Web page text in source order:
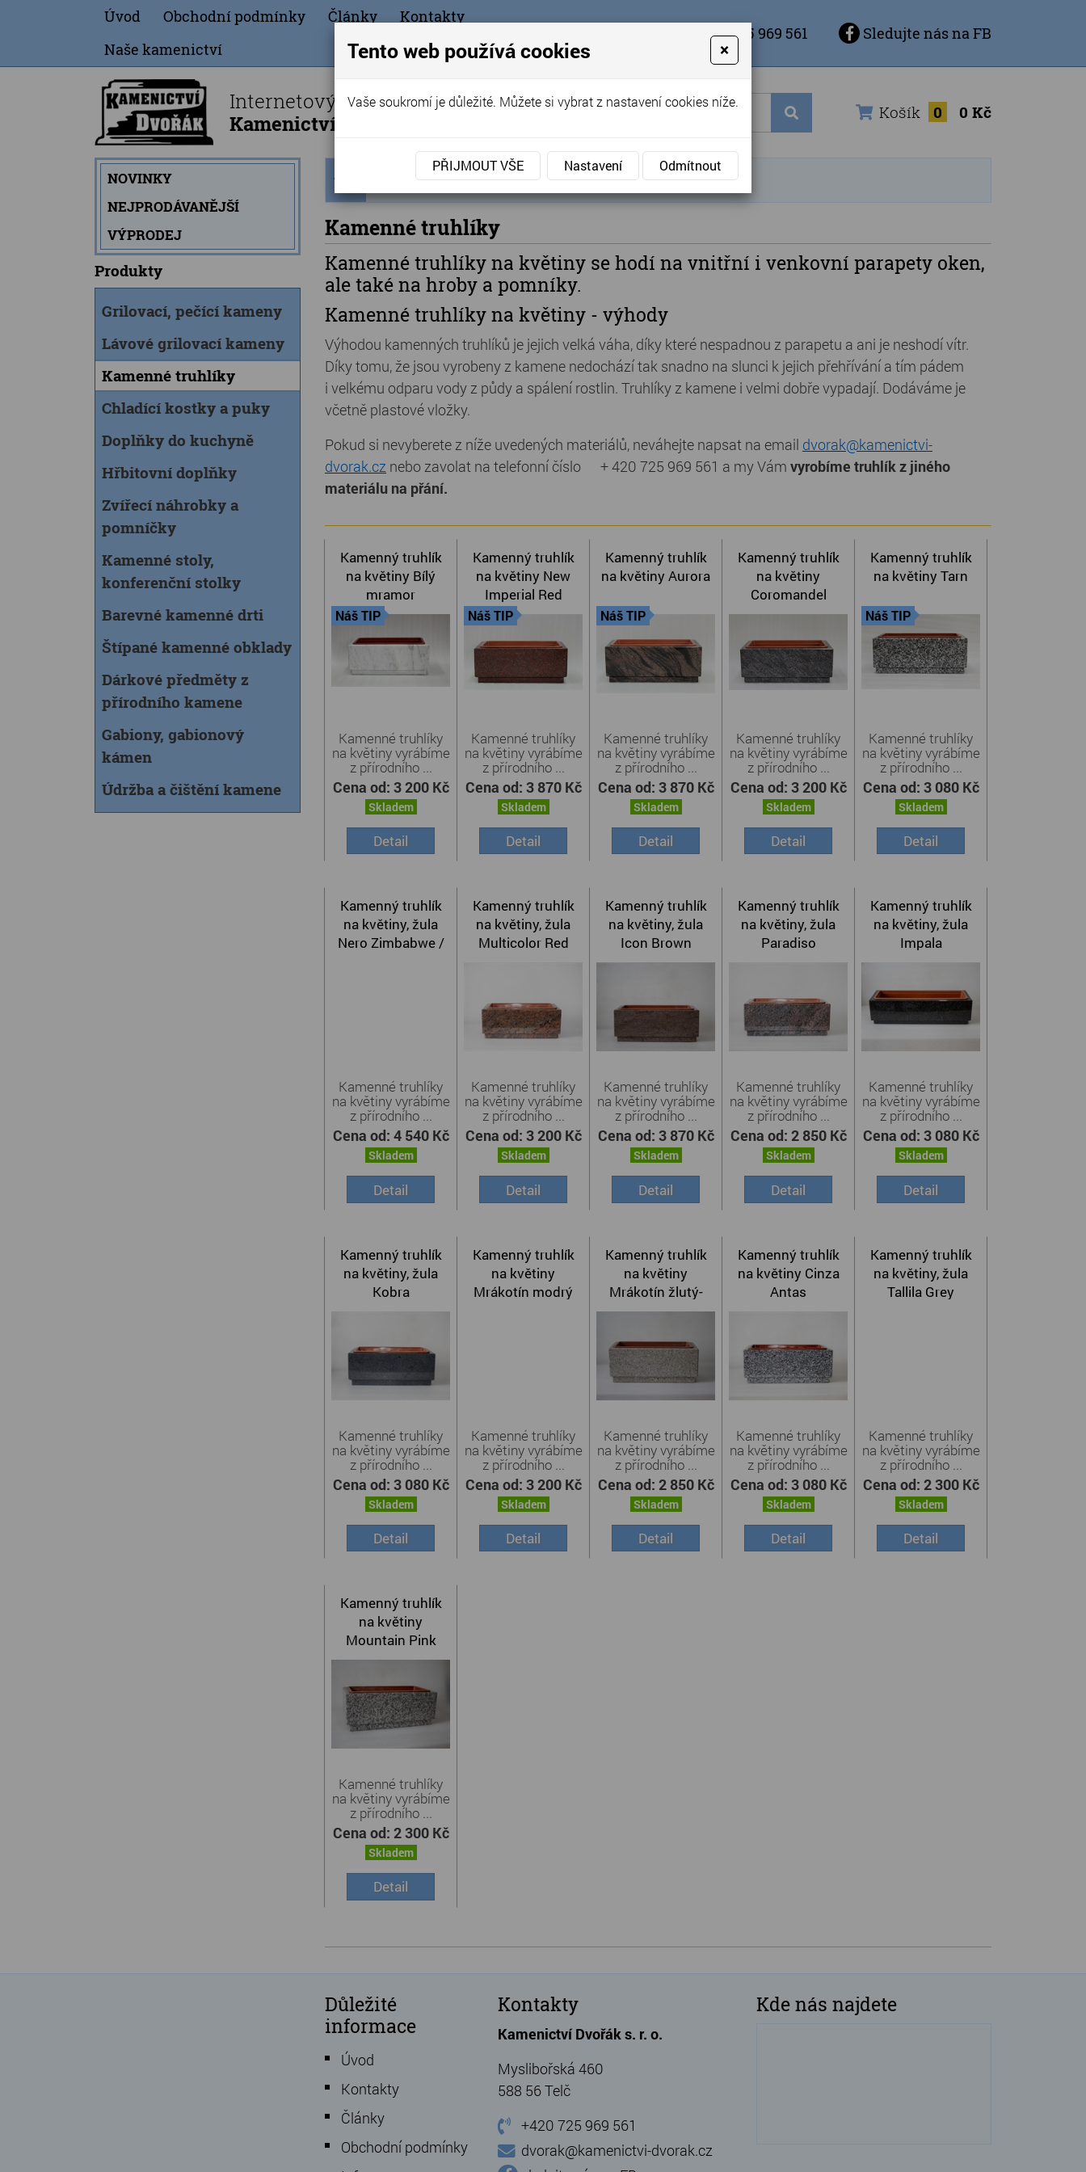
Úvod Obchodní podmínky Články
Kontakty
Naše kamenictví
+420 725 969 561 Sledujte nás na FB
Internetový obchod
Kamenictví Dvořák - Telč
Košík 0 0 Kč
NOVINKY
NEJPRODÁVANĚJŠÍ
VÝPRODEJ
Produkty
Grilovací, pečící kameny
Lávové grilovací kameny
Kamenné truhlíky
Chladící kostky a puky
Doplňky do kuchyně
Hřbitovní doplňky
Zvířecí náhrobky a
pomníčky
Kamenné stoly,
konferenční stolky
Barevné kamenné drti
Štípané kamenné obklady
Dárkové předměty z
přírodního kamene
Gabiony, gabionový
kámen
Údržba a čištění kamene
stránka
Produkty » Kamenné truhlíky
Kamenné truhlíky
Kamenné truhlíky na květiny se hodí na vnitřní i venkovní parapety oken,
ale také na hroby a pomníky.
Kamenné truhlíky na květiny - výhody
Výhodou kamenných truhlíků je jejich velká váha, díky které nespadnou z parapetu a ani je neshodí vítr.
Díky tomu, že jsou vyrobeny z kamene nedochází tak snadno na slunci k jejich přehřívání a tím pádem
i velkému odparu vody z půdy a spálení rostlin. Truhlíky z kamene i velmi dobře vypadají. Dodáváme je
včetně plastové vložky.
Pokud si nevyberete z níže uvedených materiálů, neváhejte napsat na email dvorak@kamenictvi-
dvorak.cz nebo zavolat na telefonní číslo + 420 725 969 561 a my Vám vyrobíme truhlík z jiného
materiálu na přání.
Kamenný truhlík
na květiny Bílý
mramor
Náš TIP
Kamenné truhlíky
na květiny vyrábíme
z přírodního ...
Cena od: 3 200 Kč
Skladem
Detail
Kamenný truhlík
na květiny New
Imperial Red
Náš TIP
Kamenné truhlíky
na květiny vyrábíme
z přírodního ...
Cena od: 3 870 Kč
Skladem
Detail
Kamenný truhlík
na květiny Aurora
Náš TIP
Kamenné truhlíky
na květiny vyrábíme
z přírodního ...
Cena od: 3 870 Kč
Skladem
Detail
Kamenný truhlík
na květiny
Coromandel
Kamenné truhlíky
na květiny vyrábíme
z přírodního ...
Cena od: 3 200 Kč
Skladem
Detail
Kamenný truhlík
na květiny Tarn
Náš TIP
Kamenné truhlíky
na květiny vyrábíme
z přírodního ...
Cena od: 3 080 Kč
Skladem
Detail
Kamenný truhlík
na květiny, žula
Nero Zimbabwe /
Kamenné truhlíky
na květiny vyrábíme
z přírodního ...
Cena od: 4 540 Kč
Skladem
Detail
Kamenný truhlík
na květiny, žula
Multicolor Red
Kamenné truhlíky
na květiny vyrábíme
z přírodního ...
Cena od: 3 200 Kč
Skladem
Detail
Kamenný truhlík
na květiny, žula
Icon Brown
Kamenné truhlíky
na květiny vyrábíme
z přírodního ...
Cena od: 3 870 Kč
Skladem
Detail
Kamenný truhlík
na květiny, žula
Paradiso
Kamenné truhlíky
na květiny vyrábíme
z přírodního ...
Cena od: 2 850 Kč
Skladem
Detail
Kamenný truhlík
na květiny, žula
Impala
Kamenné truhlíky
na květiny vyrábíme
z přírodního ...
Cena od: 3 080 Kč
Skladem
Detail
Kamenný truhlík
na květiny, žula
Kobra
Kamenné truhlíky
na květiny vyrábíme
z přírodního ...
Cena od: 3 080 Kč
Skladem
Detail
Kamenný truhlík
na květiny
Mrákotín modrý
Kamenné truhlíky
na květiny vyrábíme
z přírodního ...
Cena od: 3 200 Kč
Skladem
Detail
Kamenný truhlík
na květiny
Mrákotín žlutý-
tryskaný
Kamenné truhlíky
na květiny vyrábíme
z přírodního ...
Cena od: 2 850 Kč
Skladem
Detail
Kamenný truhlík
na květiny Cinza
Antas
Kamenné truhlíky
na květiny vyrábíme
z přírodního ...
Cena od: 3 080 Kč
Skladem
Detail
Kamenný truhlík
na květiny, žula
Tallila Grey
Kamenné truhlíky
na květiny vyrábíme
z přírodního ...
Cena od: 2 300 Kč
Skladem
Detail
Kamenný truhlík
na květiny
Mountain Pink
Kamenné truhlíky
na květiny vyrábíme
z přírodního ...
Cena od: 2 300 Kč
Skladem
Detail
Důležité
informace
Úvod
Kontakty
Články
Obchodní podmínky
Kontakty
Kamenictví Dvořák s. r. o.
Myslibořská 460
588 56 Telč
+420 725 969 561
dvorak@kamenictvi-dvorak.cz
Kde nás najdete
Tento web používá cookies ×
Vaše soukromí je důležité. Můžete si vybrat z nastavení cookies níže.
PŘIJMOUT VŠE Nastavení Odmítnout